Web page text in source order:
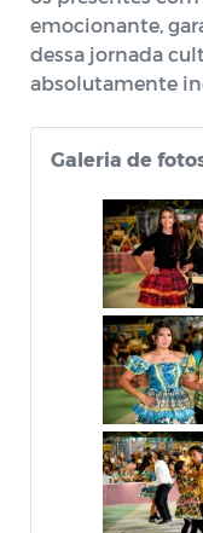
emocionante,
dessa jornada
absolutamente
Galeria de